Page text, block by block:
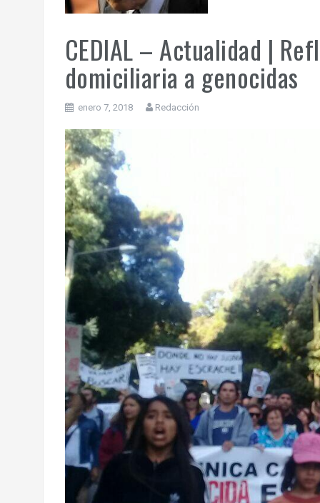
CEDIAL – Actualidad |
domiciliaria a genocidas
enero 7, 2018 Redacción